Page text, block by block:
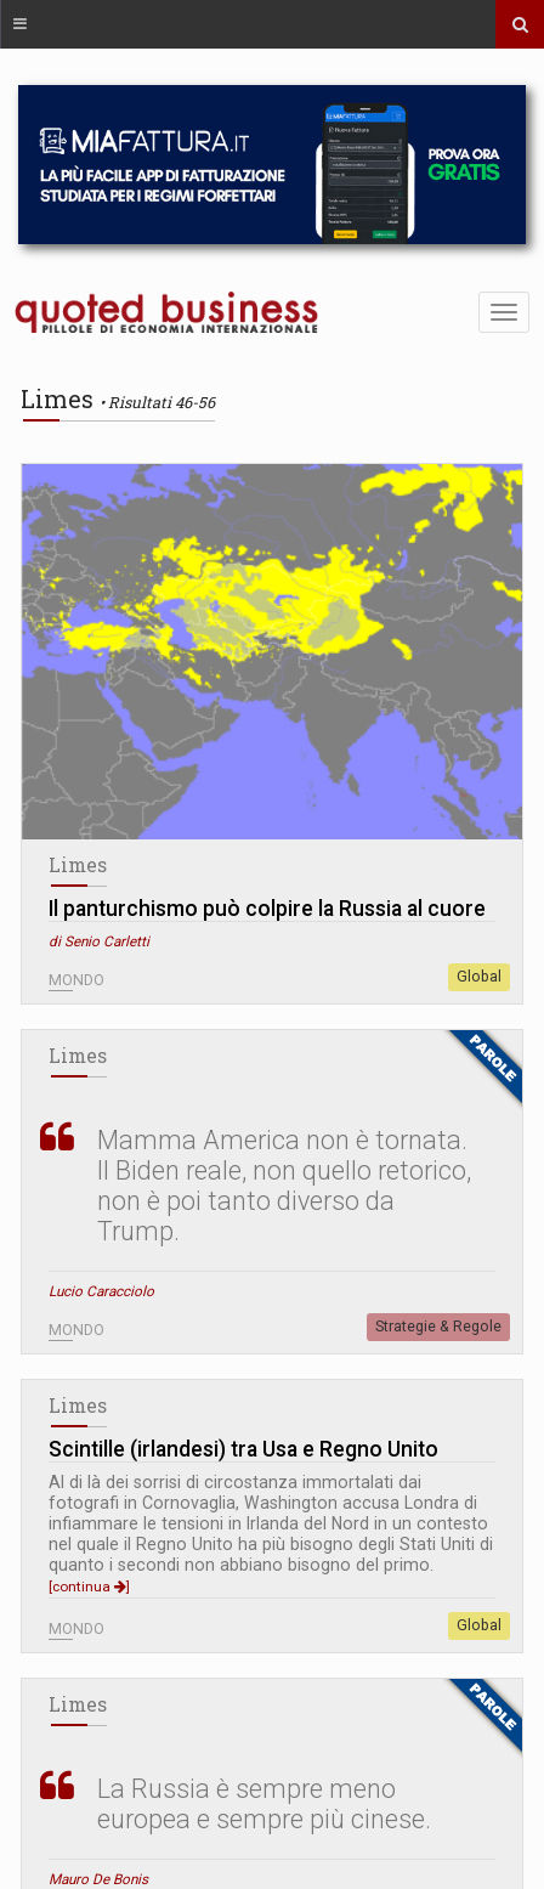
Limes Risultati 46-56
Limes
Il panturchismo può colpire la Russia al cuore
di Senio Carletti
MONDO Global
Limes
Mamma America non è tornata.
Il Biden reale, non quello retorico,
non è poi tanto diverso da
Trump.
Lucio Caracciolo
MONDO Strategie & Regole
Limes
Scintille (irlandesi) tra Usa e Regno Unito
Al di là dei sorrisi di circostanza immortalati dai
fotografi in Cornovaglia, Washington accusa Londra di
infiammare le tensioni in Irlanda del Nord in un contesto
nel quale il Regno Unito ha più bisogno degli Stati Uniti di
quanto i secondi non abbiano bisogno del primo.
[continua ]
MONDO Global
Limes
La Russia è sempre meno
europea e sempre più cinese.
Mauro De Bonis